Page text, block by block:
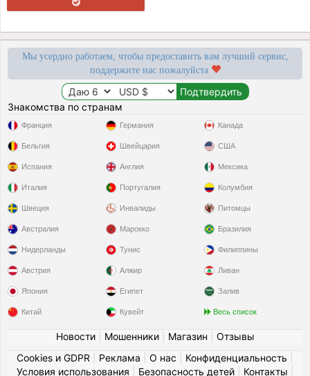
Мы усердно работаем, чтобы предоставить вам лучший сервис,
поддержите нас пожалуйста
Знакомства по странам
Франция
Бельгия
Испания
Италия
Швеция
Германия
Швейцария
Англия
Португалия
Инвалиды
Канада
США
Мексика
Колумбия
Питомцы
Австралия
Нидерланды
Австрия
Япония
Китай
Марокко
Тунис
Алжир
Египет
Кувейт
Бразилия
Филиппины
Ливан
Залив
Весь список
Новости| Мошенники| Магазин
Отзывы
Cookies и GDPR
Реклама О нас Конфиденциальность
Условия использования
Безопасность детей| Контакты